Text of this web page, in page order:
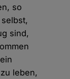
so
sind,
leben,